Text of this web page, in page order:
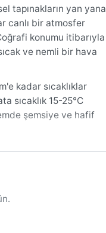
tapınakların yan yana
canlı bir atmosfer
konumu itibarıyla
ve nemli bir hava
kadar sıcaklıklar
sıcaklık 15-25°C
şemsiye ve hafif
Yaz aylarında,
hissedilir. Kaohsiung,